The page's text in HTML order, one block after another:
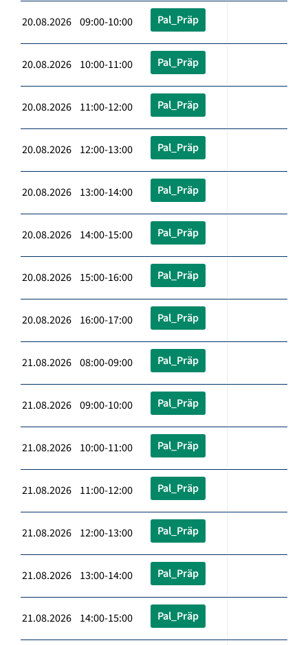
20.08.2026 09:00-10:00 Pal_Präp
20.08.2026 10:00-11:00 Pal_Präp
20.08.2026 11:00-12:00 Pal_Präp
20.08.2026 12:00-13:00 Pal_Präp
20.08.2026 13:00-14:00 Pal_Präp
20.08.2026 14:00-15:00 Pal_Präp
20.08.2026 15:00-16:00 Pal_Präp
20.08.2026 16:00-17:00 Pal_Präp
21.08.2026 08:00-09:00 Pal_Präp
21.08.2026 09:00-10:00 Pal_Präp
21.08.2026 10:00-11:00 Pal_Präp
21.08.2026 11:00-12:00 Pal_Präp
21.08.2026 12:00-13:00 Pal_Präp
21.08.2026 13:00-14:00 Pal_Präp
21.08.2026 14:00-15:00 Pal_Präp